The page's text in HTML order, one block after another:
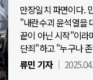
만장일치 파면이다.
"내란수괴 윤석열을
끝이 아닌 시작"이라
단죄"하고 "누구나
류민 기자